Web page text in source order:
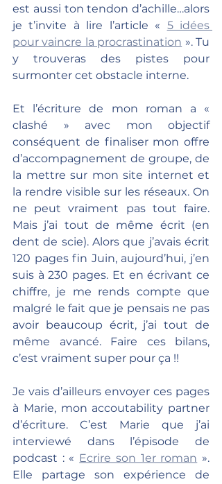
est aussi ton tendon d’achille…alors
je t’invite à lire l’article « 5 idées
pour vaincre la procrastination ». Tu
y trouveras des pistes pour
surmonter cet obstacle interne.
Et l’écriture de mon roman a «
clashé » avec mon objectif
conséquent de finaliser mon offre
d’accompagnement de groupe, de
la mettre sur mon site internet et
la rendre visible sur les réseaux. On
ne peut vraiment pas tout faire.
Mais j’ai tout de même écrit (en
dent de scie). Alors que j’avais écrit
120 pages fin Juin, aujourd’hui, j’en
suis à 230 pages. Et en écrivant ce
chiffre, je me rends compte que
malgré le fait que je pensais ne pas
avoir beaucoup écrit, j’ai tout de
même avancé. Faire ces bilans,
c’est vraiment super pour ça !!
Je vais d’ailleurs envoyer ces pages
à Marie, mon accoutability partner
d’écriture. C’est Marie que j’ai
interviewé dans l’épisode de
podcast : « Ecrire son 1er roman ».
Elle partage son expérience de